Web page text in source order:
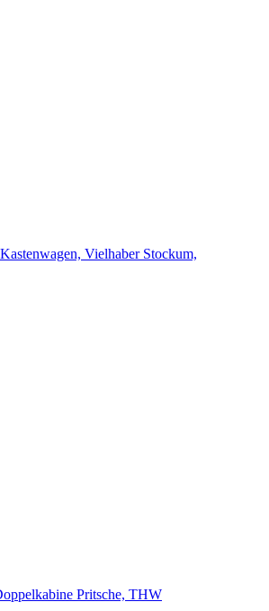
Vielhaber Stockum,
Pritsche, THW